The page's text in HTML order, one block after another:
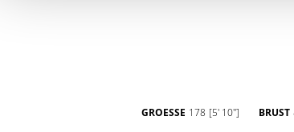
GROESSE 178 [5' 10''] BRUST